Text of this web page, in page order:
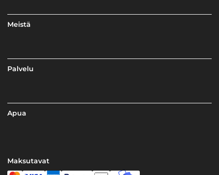
Meistä
Palvelu
Apua
Maksutavat